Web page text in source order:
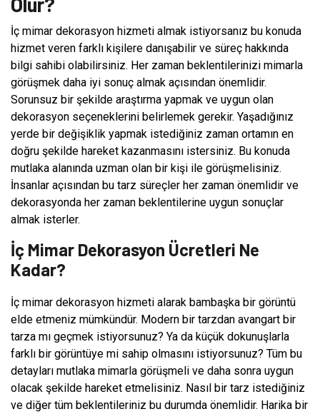
İç mimar dekorasyon hizmeti almak istiyorsanız bu konuda
hizmet veren farklı kişilere danışabilir ve süreç hakkında
bilgi sahibi olabilirsiniz. Her zaman beklentilerinizi mimarla
görüşmek daha iyi sonuç almak açısından önemlidir.
Sorunsuz bir şekilde araştırma yapmak ve uygun olan
dekorasyon seçeneklerini belirlemek gerekir. Yaşadığınız
yerde bir değişiklik yapmak istediğiniz zaman ortamın en
doğru şekilde hareket kazanmasını istersiniz. Bu konuda
mutlaka alanında uzman olan bir kişi ile görüşmelisiniz.
İnsanlar açısından bu tarz süreçler her zaman önemlidir ve
dekorasyonda her zaman beklentilerine uygun sonuçlar
almak isterler.
İç Mimar Dekorasyon Ücretleri Ne
Kadar?
İç mimar dekorasyon hizmeti alarak bambaşka bir görüntü
elde etmeniz mümkündür. Modern bir tarzdan avangart bir
tarza mı geçmek istiyorsunuz? Ya da küçük dokunuşlarla
farklı bir görüntüye mi sahip olmasını istiyorsunuz? Tüm bu
detayları mutlaka mimarla görüşmeli ve daha sonra uygun
olacak şekilde hareket etmelisiniz. Nasıl bir tarz istediğiniz
ve diğer tüm beklentileriniz bu durumda önemlidir. Harika bir